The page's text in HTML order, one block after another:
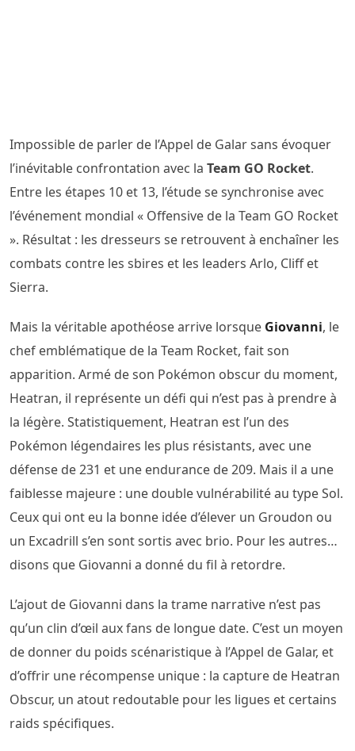
Impossible de parler de l’Appel de Galar sans évoquer
l’inévitable confrontation avec la Team GO Rocket.
Entre les étapes 10 et 13, l’étude se synchronise avec
l’événement mondial « Offensive de la Team GO Rocket
». Résultat : les dresseurs se retrouvent à enchaîner les
combats contre les sbires et les leaders Arlo, Cliff et
Sierra.
Mais la véritable apothéose arrive lorsque Giovanni, le
chef emblématique de la Team Rocket, fait son
apparition. Armé de son Pokémon obscur du moment,
Heatran, il représente un défi qui n’est pas à prendre à
la légère. Statistiquement, Heatran est l’un des
Pokémon légendaires les plus résistants, avec une
défense de 231 et une endurance de 209. Mais il a une
faiblesse majeure : une double vulnérabilité au type Sol.
Ceux qui ont eu la bonne idée d’élever un Groudon ou
un Excadrill s’en sont sortis avec brio. Pour les autres…
disons que Giovanni a donné du fil à retordre.
L’ajout de Giovanni dans la trame narrative n’est pas
qu’un clin d’œil aux fans de longue date. C’est un moyen
de donner du poids scénaristique à l’Appel de Galar, et
d’offrir une récompense unique : la capture de Heatran
Obscur, un atout redoutable pour les ligues et certains
raids spécifiques.